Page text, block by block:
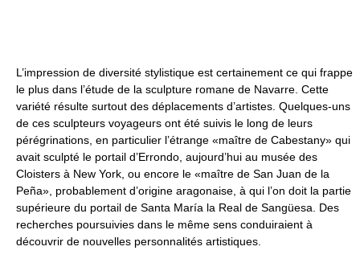
L’impression de diversité stylistique est certainement ce qui frappe
le plus dans l’étude de la sculpture romane de Navarre. Cette
variété résulte surtout des déplacements d’artistes. Quelques-uns
de ces sculpteurs voyageurs ont été suivis le long de leurs
pérégrinations, en particulier l’étrange «maître de Cabestany» qui
avait sculpté le portail d’Errondo, aujourd’hui au musée des
Cloisters à New York, ou encore le «maître de San Juan de la
Peña», probablement d’origine aragonaise, à qui l’on doit la partie
supérieure du portail de Santa María la Real de Sangüesa. Des
recherches poursuivies dans le même sens conduiraient à
découvrir de nouvelles personnalités artistiques.